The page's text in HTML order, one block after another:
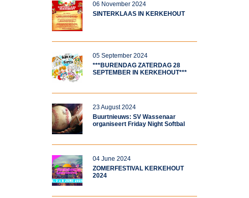
06 November 2024
SINTERKLAAS IN KERKEHOUT
05 September 2024
***BURENDAG ZATERDAG 28
SEPTEMBER IN KERKEHOUT***
23 August 2024
Buurtnieuws: SV Wassenaar
organiseert Friday Night Softbal
04 June 2024
ZOMERFESTIVAL KERKEHOUT
2024